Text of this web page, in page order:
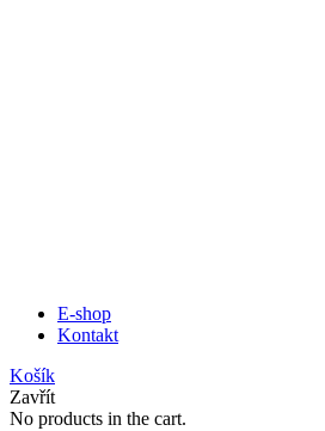
E-shop
Kontakt
Košík
Zavřít
No products in the cart.